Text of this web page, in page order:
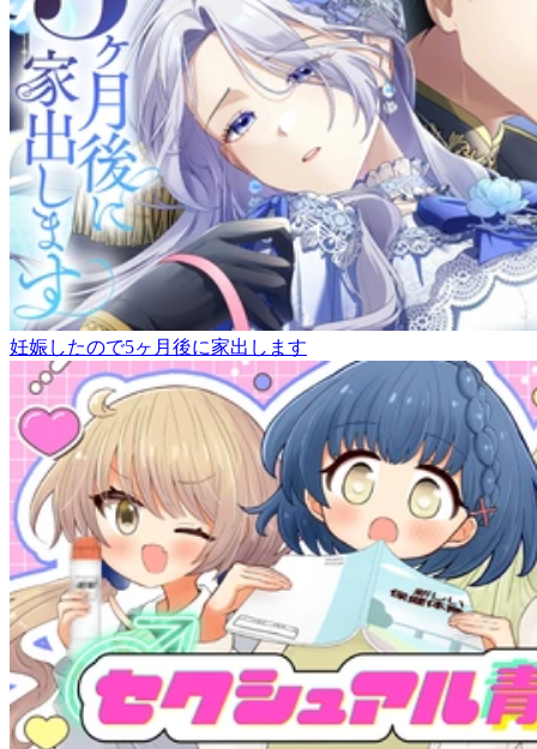
妊娠したので5ヶ月後に家出します